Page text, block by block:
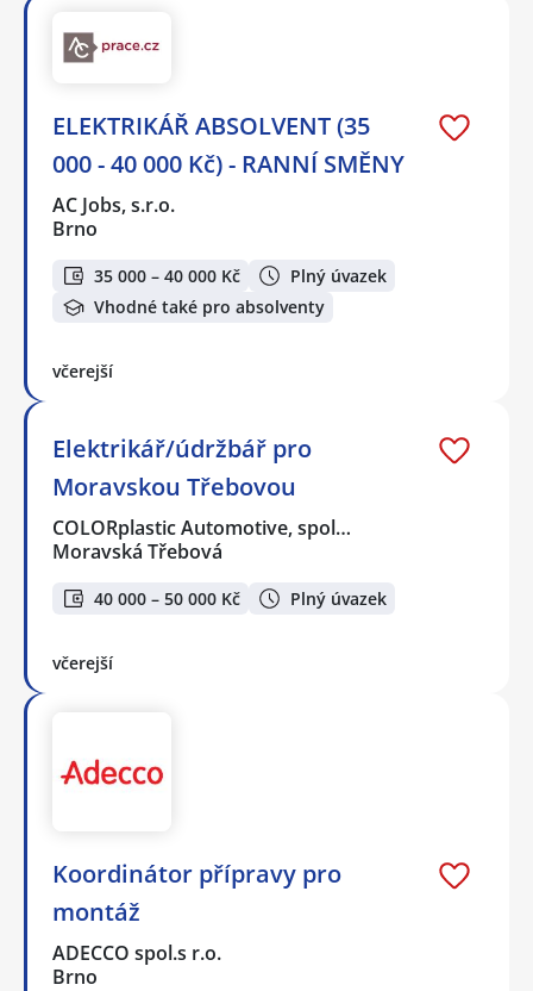
ELEKTRIKÁŘ ABSOLVENT (35
000 - 40 000 Kč) - RANNÍ SMĚNY
AC Jobs, s.r.o.
Brno
35 000 – 40 000 Kč
Plný úvazek
Vhodné také pro absolventy
včerejší
Elektrikář/údržbář pro
Moravskou Třebovou
COLORplastic Automotive, spol…
Moravská Třebová
40 000 – 50 000 Kč Plný úvazek
včerejší
Koordinátor přípravy pro
montáž
ADECCO spol.s r.o.
Brno